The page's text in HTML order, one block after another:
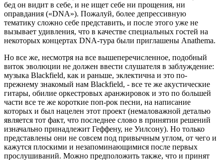
бед он видит в себе, и не ищет себе ни прощения, ни
оправдания («DNA»). Пожалуй, более депрессивную
тематику сложно себе представить, и после этого уже не
вызывает удивления, что в качестве специальных гостей на
некоторых концертах DNA-тура были приглашены Anathema.
Но все же, несмотря на все вышеперечисленное, подобный
виток эволюции не должен ввести слушателя в заблуждение:
музыка Blackfield, как и раньше, эклектична и это по-
прежнему знакомый нам Blackfield, - все те же акустические
гитары, обилие оркестровых аранжировок и это по большей
части все те же короткие поп-рок песни, на написание
которых и был нацелен этот проект (немаловажной деталью
является тот факт, что последнее слово в принятии решений
изначально принадлежит Геффену, не Уилсону). Но только
представлены они не совсем под привычным углом, от чего и
кажутся плоскими и незапоминающимися после первых
прослушиваний. Можно предположить также, что и принят